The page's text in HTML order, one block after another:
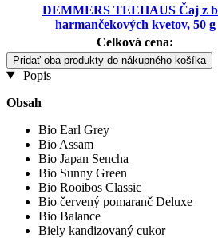
DEMMERS TEEHAUS Čaj z
harmančekových kvetov, 50 g
Celková cena:
Pridať oba produkty do nákupného košíka
Popis
Obsah
Bio Earl Grey
Bio Assam
Bio Japan Sencha
Bio Sunny Green
Bio Rooibos Classic
Bio červený pomaranč Deluxe
Bio Balance
Biely kandizovaný cukor